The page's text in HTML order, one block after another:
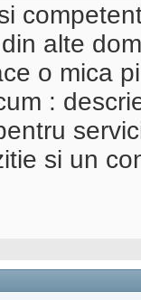
alte
o mica
:
si un